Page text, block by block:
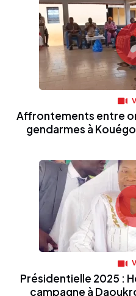
Affrontements entre
gendarmes à
Présidentielle 2025 :
campagne à